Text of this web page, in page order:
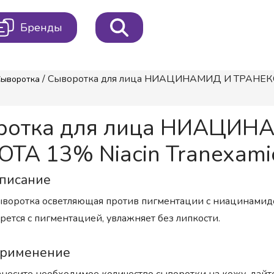
Бренды
/ Сыворотка для лица НИАЦИНАМИД И
для лица
13% Niacin
осветляющая против пигментации с
с пигментацией, увлажняет без липкости.